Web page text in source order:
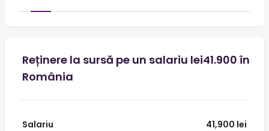
Reținere la sursă pe un salariu lei41.900 în
România
Salariu
41,900 lei